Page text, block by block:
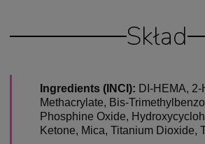
Skład
Ingredients (INCI): DI-HEMA, 2-
Methacrylate, Bis-
Phosphine Oxide,
Ketone, Mica, Titanium Dioxide,